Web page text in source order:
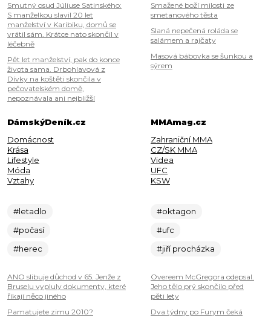
Smutný osud Júliuse Satinského:
S manželkou slavil 20 let
manželství v Karibiku, domů se
vrátil sám. Krátce nato skončil v
léčebně
Pět let manželství, pak do konce
života sama. Drbohlavová z
Dívky na koštěti skončila v
pečovatelském domě,
nepoznávala ani nejbližší
Smažené boží milosti ze
smetanového těsta
Slaná nepečená roláda se
salámem a rajčaty
Masová bábovka se šunkou a
sýrem
DámskýDeník.cz
Domácnost
Krása
Lifestyle
Móda
Vztahy
#letadlo
#počasí
#herec
ANO slibuje důchod v 65. Jenže z
Bruselu vypluly dokumenty, které
říkají něco jiného
Pamatujete zimu 2010?
MMAmag.cz
Zahraniční MMA
CZ/SK MMA
Videa
UFC
KSW
#oktagon
#ufc
#jiří procházka
Overeem McGregora odepsal.
Jeho tělo prý skončilo před
pěti lety
Dva týdny po Furym čeká